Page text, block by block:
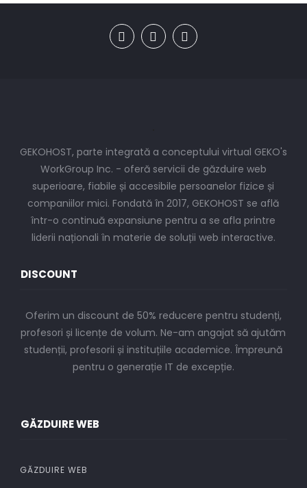
GEKOHOST, parte integrată a conceptului virtual GEKO's
WorkGroup Inc. - oferă servicii de găzduire web
superioare, fiabile și accesibile persoanelor fizice și
companiilor mici. Fondată în 2017, GEKOHOST se află
într-o continuă expansiune pentru a se afla printre
liderii naționali în materie de soluții web interactive.
DISCOUNT
Oferim un discount de 50% reducere pentru studenți,
profesori și licențe de volum. Ne-am angajat să ajutăm
studenții, profesorii și instituțiile academice. Împreună
pentru o generație IT de excepție.
GĂZDUIRE WEB
GĂZDUIRE WEB